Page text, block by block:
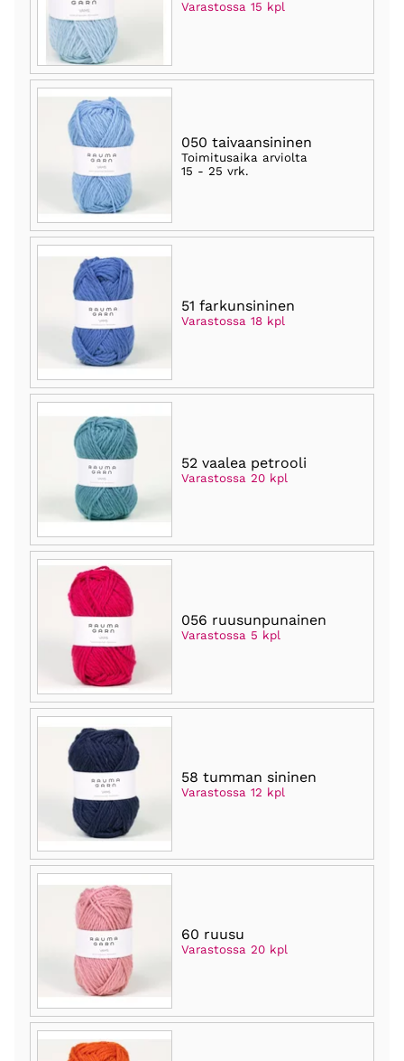
Varastossa 15 kpl
050 taivaansininen
Toimitusaika arviolta
15 - 25 vrk.
51 farkunsininen
Varastossa 18 kpl
52 vaalea petrooli
Varastossa 20 kpl
056 ruusunpunainen
Varastossa 5 kpl
58 tumman sininen
Varastossa 12 kpl
60 ruusu
Varastossa 20 kpl